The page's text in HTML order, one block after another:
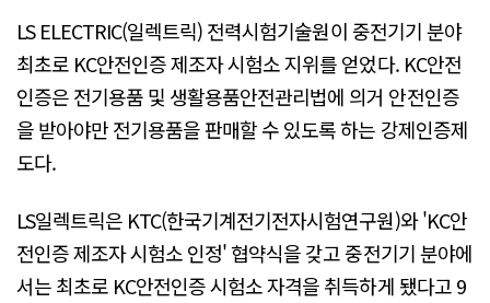
LS ELECTRIC(일렉트릭) 전력시험기술원이 중전기기 분야
최초로 KC안전인증 제조자 시험소 지위를 얻었다. KC안전
인증은 전기용품 및 생활용품안전관리법에 의거 안전인증
을 받아야만 전기용품을 판매할 수 있도록 하는 강제인증제
도다.
LS일렉트릭은 KTC(한국기계전기전자시험연구원)와 'KC안
전인증 제조자 시험소 인정' 협약식을 갖고 중전기기 분야에
서는 최초로 KC안전인증 시험소 자격을 취득하게 됐다고 9